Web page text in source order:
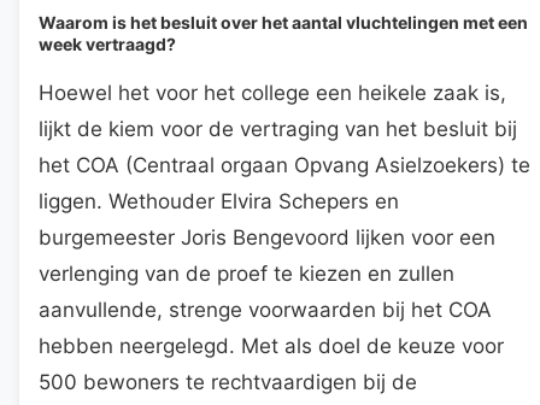
Waarom is het besluit over het aantal vluchtelingen met een
week vertraagd?
Hoewel het voor het college een heikele zaak is,
lijkt de kiem voor de vertraging van het besluit bij
het COA (Centraal orgaan Opvang Asielzoekers) te
liggen. Wethouder Elvira Schepers en
burgemeester Joris Bengevoord lijken voor een
verlenging van de proef te kiezen en zullen
aanvullende, strenge voorwaarden bij het COA
hebben neergelegd. Met als doel de keuze voor
500 bewoners te rechtvaardigen bij de